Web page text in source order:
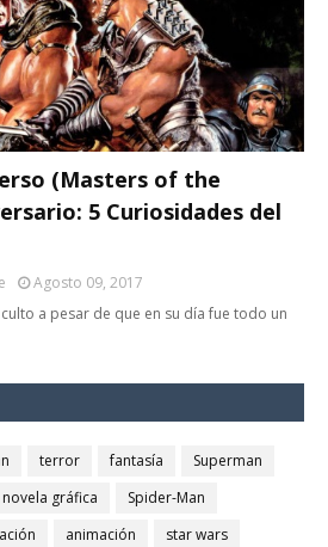
(Masters of the
5 Curiosidades del
Agosto 09, 2017
a pesar de que en su día fue todo un
terror fantasía
Superman
novela gráfica
Spider-Man
animación
star wars